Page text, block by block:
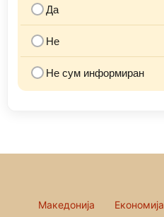
Да
Не
Не сум информиран
Македонија Економија